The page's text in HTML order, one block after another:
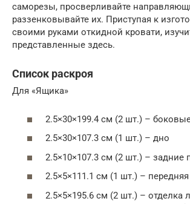
саморезы, просверливайте
раззенковывайте их. Приступая к
своими руками откидной кровати,
представленные здесь.
Список раскроя
Для «Ящика»
2.5×30×199.4 см (2 шт.) –
2.5×30×107.3 см (1 шт.) – дно
2.5×10×107.3 см (2 шт.) – задние
2.5×5×111.1 см (1 шт.) –
2.5×5×195.6 см (2 шт.) – отделка